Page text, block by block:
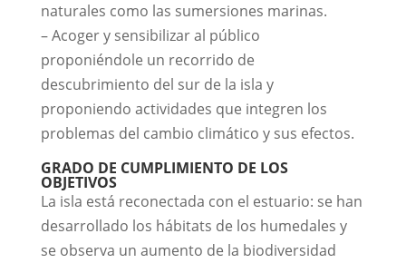
naturales como las sumersiones marinas.
– Acoger y sensibilizar al público
proponiéndole un recorrido de
descubrimiento del sur de la isla y
proponiendo actividades que integren los
problemas del cambio climático y sus efectos.
GRADO DE CUMPLIMIENTO DE LOS
OBJETIVOS
La isla está reconectada con el estuario: se han
desarrollado los hábitats de los humedales y
se observa un aumento de la biodiversidad